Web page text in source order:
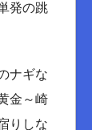
発の跳
ナギな
金～崎
りしな